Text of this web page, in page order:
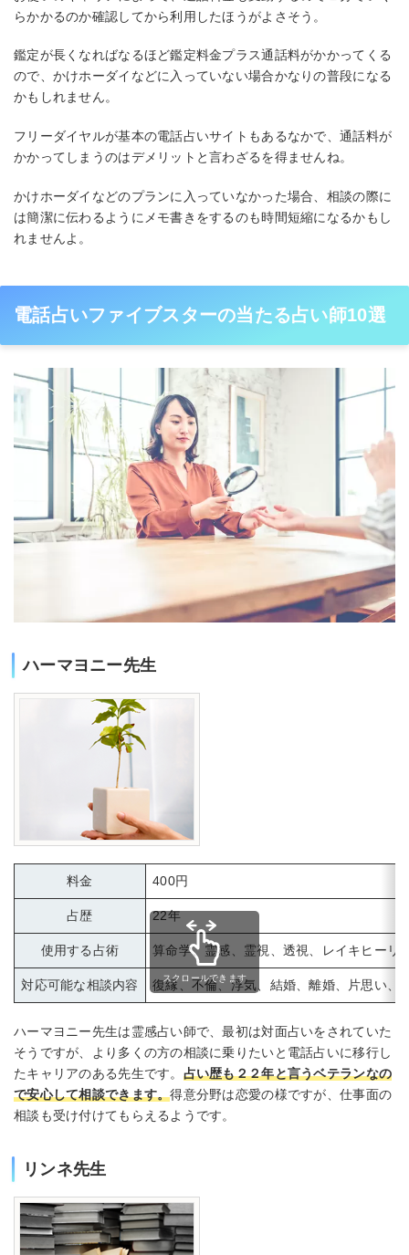
らかかるのか確認してから利用したほうがよさそう。
鑑定が長くなればなるほど鑑定料金プラス通話料がかかってくる
ので、かけホーダイなどに入っていない場合かなりの普段になる
かもしれません。
フリーダイヤルが基本の電話占いサイトもあるなかで、通話料が
かかってしまうのはデメリットと言わざるを得ませんね。
かけホーダイなどのプランに入っていなかった場合、相談の際に
は簡潔に伝わるようにメモ書きをするのも時間短縮になるかもし
れませんよ。
電話占いファイブスターの当たる占い師10選
ハーマヨニー先生
料金 400円
占歴 22年
使用する占術 算命学、霊感、霊視、透視、レイキヒーリ
対応可能な相談内容 復縁、不倫、浮気、結婚、離婚、片思い、
スクロールできます
ハーマヨニー先生は霊感占い師で、最初は対面占いをされていた
そうですが、より多くの方の相談に乗りたいと電話占いに移行し
たキャリアのある先生です。 占い歴も２２年と言うベテランなの
で安心して相談できます。得意分野は恋愛の様ですが、仕事面の
相談も受け付けてもらえるようです。
リンネ先生